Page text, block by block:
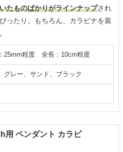
たものばかりがラインナップされ
ったり。もちろん、カラビナを装
25mm程度 全長：10cm程度
グレー、サンド、ブラック
ペンダント カラビ